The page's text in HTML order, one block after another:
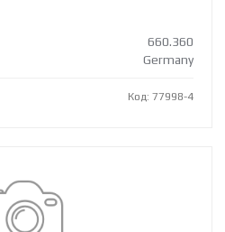
660.360
Germany
Код: 77998-4